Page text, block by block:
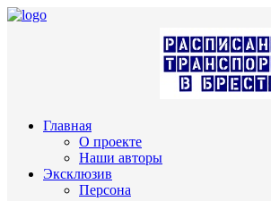
Главная
О проекте
Наши авторы
Эксклюзив
Персона